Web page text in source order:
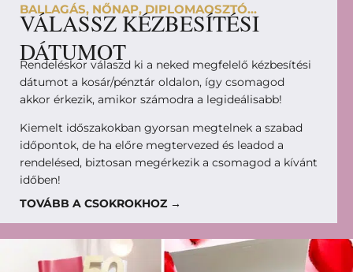
BALLAGÁS, NŐNAP, DIPLOMAOSZTÓ...
VÁLASSZ KÉZBESÍTÉSI
DÁTUMOT
Rendeléskor válaszd ki a neked megfelelő kézbesítési
dátumot a kosár/pénztár oldalon, így csomagod
akkor érkezik, amikor számodra a legideálisabb!
Kiemelt időszakokban gyorsan megtelnek a szabad
időpontok, de ha előre megtervezed és leadod a
rendelésed, biztosan megérkezik a csomagod a kívánt
időben!
TOVÁBB A CSOKROKHOZ →